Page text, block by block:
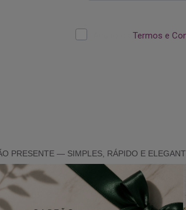
PRESENTE — SIMPLES, RÁPIDO E